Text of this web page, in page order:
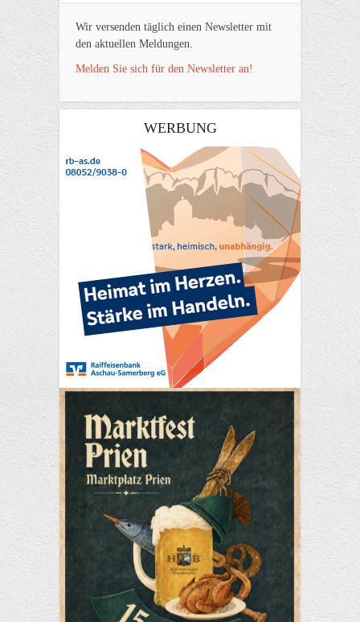
Wir versenden täglich einen Newsletter mit
den aktuellen Meldungen.
Melden Sie sich für den Newsletter an!
WERBUNG